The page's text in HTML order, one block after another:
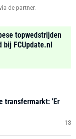
de partner.
topwedstrijden
bij FCUpdate.nl
transfermarkt: 'Er
13